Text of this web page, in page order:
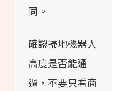
同。
確認掃地機器人
高度是否能通
過，不要只看商